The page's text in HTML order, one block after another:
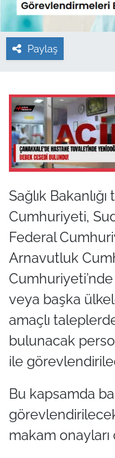
Paylaş
Sağlık
Cumhuriyeti,
Federal
Arnavutluk
veya başka
amaçlı
bulunacak
ile
Bu kapsamda
makam onayları